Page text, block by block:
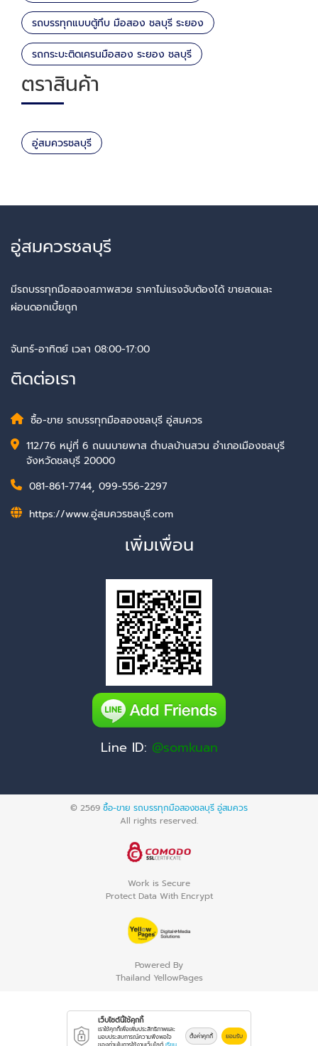
รถบรรทุกแบบตู้ทึบ มือสอง ชลบุรี ระยอง
รถกระบะติดเครนมือสอง ระยอง ชลบุรี
ตราสินค้า
อู่สมควรชลบุรี
อู่สมควรชลบุรี
มีรถบรรทุกมือสองสภาพสวย ราคาไม่แรงจับต้องได้ ขายสดและ
ผ่อนดอกเบี้ยถูก
จันทร์-อาทิตย์ เวลา 08:00-17:00
ติดต่อเรา
ซื้อ-ขาย รถบรรทุกมือสองชลบุรี อู่สมควร
112/76 หมู่ที่ 6 ถนนบายพาส ตำบลบ้านสวน อำเภอเมืองชลบุรี
จังหวัดชลบุรี 20000
081-861-7744, 099-556-2297
https://www.อู่สมควรชลบุรี.com
เพิ่มเพื่อน
Line ID: @somkuan
© 2569 ซื้อ-ขาย รถบรรทุกมือสองชลบุรี อู่สมควร
All rights reserved.
Work is Secure
Protect Data With Encrypt
Powered By
Thailand YellowPages
เว็บไซต์นี้ใช้คุกกี้
เราใช้คุกกี้เพื่อเพิ่มประสิทธิภาพและ
มอบประสบการณ์ความพึงพอใจ
ตั้งค่าคุกกี้ ยอมรับ